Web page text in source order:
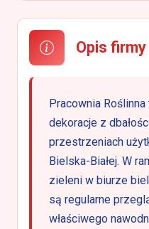
Opis firmy
Pracownia
dekoracje z
przestrzeniach
Bielska-Białej. W
zieleni w biurze
są regularne
właściwego